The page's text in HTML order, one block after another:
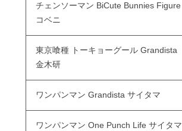
チェンソーマン BiCute Bunnies Figure
コベニ
東京喰種 トーキョーグール Grandista
金木研
ワンパンマン Grandista サイタマ
ワンパンマン One Punch Life サイタマ